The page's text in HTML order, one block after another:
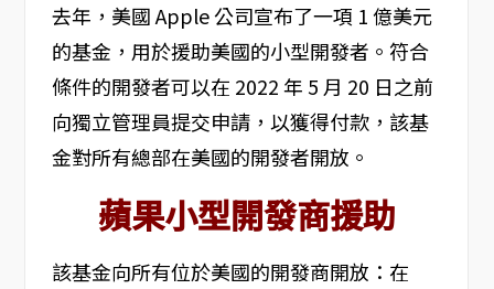
去年，美國 Apple 公司宣布了一項 1 億美元
的基金，用於援助美國的小型開發者。符合
條件的開發者可以在 2022 年 5 月 20 日之前
向獨立管理員提交申請，以獲得付款，該基
金對所有總部在美國的開發者開放。
蘋果小型開發商援助
該基金向所有位於美國的開發商開放：在